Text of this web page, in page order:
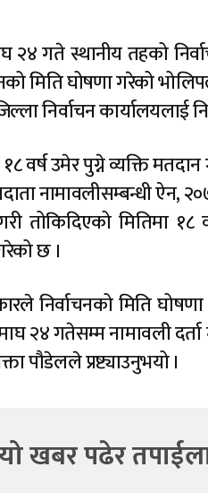
२४ गते स्थानीय तहको
मिति घोषणा गरेको
निर्वाचन कार्यालयलाई
वर्ष उमेर पुग्ने व्यक्ति
नामावलीसम्बन्धी ऐन,
तोकिदिएको मितिमा
छ ।
निर्वाचनको मिति
२४ गतेसम्म नामावली
पौडेलले प्रष्ट्याउनुभयो ।
खबर पढेर